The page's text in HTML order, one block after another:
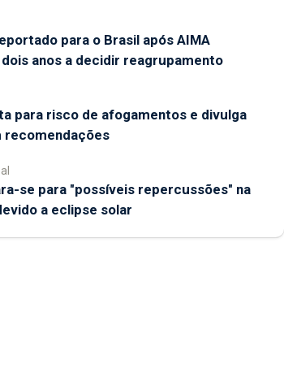
para o Brasil após AIMA
anos a decidir reagrupamento
para risco de afogamentos e divulga
recomendações
se para "possíveis repercussões" na
a eclipse solar